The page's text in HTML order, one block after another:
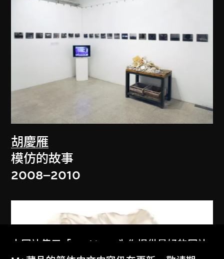
胡慶雁
模仿的故事
2008–2010
本网站使用「Cookies」为你提供最好的网站